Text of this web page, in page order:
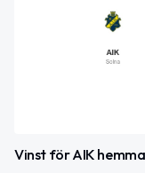
Vinst för AIK